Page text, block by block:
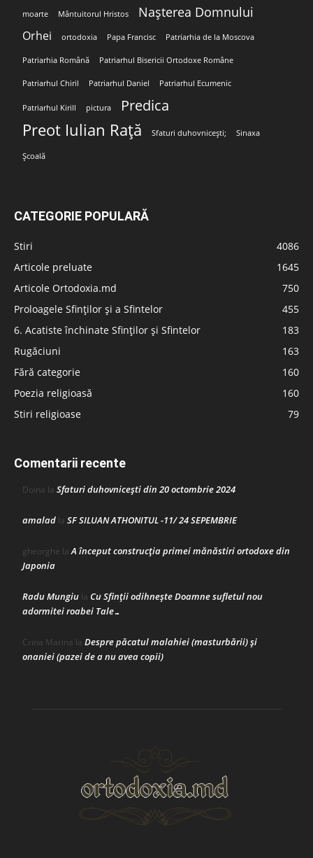
moarte Mântuitorul Hristos Nașterea Domnului
Orhei ortodoxia Papa Francisc Patriarhia de la Moscova
Patriarhia Română Patriarhul Bisericii Ortodoxe Române
Patriarhul Chiril Patriarhul Daniel Patriarhul Ecumenic
Patriarhul Kirill pictura Predica
Preot Iulian Rață Sfaturi duhovnicești; Sinaxa
Școală
CATEGORIE POPULARĂ
Stiri
4086
Articole preluate
1645
Articole Ortodoxia.md
750
Proloagele Sfinților și a Sfintelor
455
6. Acatiste închinate Sfinților și Sfintelor
183
Rugăciuni
163
Fără categorie
160
Poezia religioasă
160
Stiri religioase
79
Comentarii recente
Doina la Sfaturi duhovnicești din 20 octombrie 2024
amalad la SF SILUAN ATHONITUL -11/ 24 SEPEMBRIE
gheorghe laA început construcţia primei mănăstiri ortodoxe din
Japonia
Radu Mungiu la Cu Sfinții odihnește Doamne sufletul nou
adormitei roabei Tale…
Crina Marina la Despre păcatul malahiei (masturbării) şi
onaniei (pazei de a nu avea copii)